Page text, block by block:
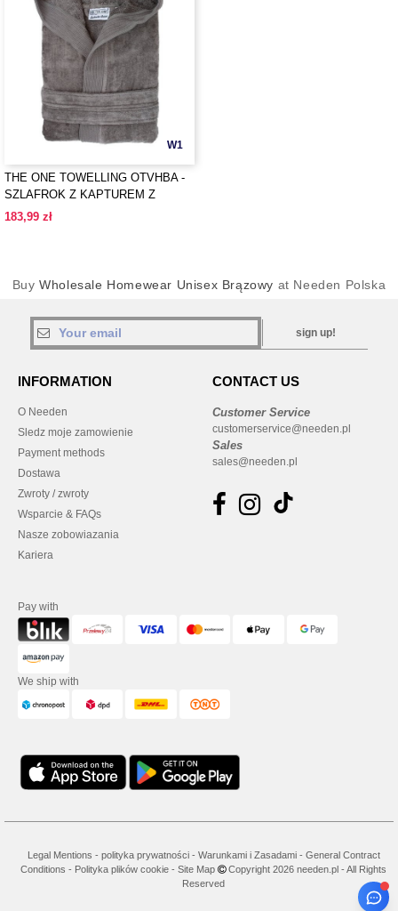
W1
THE ONE TOWELLING OTVHBA -
SZLAFROK Z KAPTUREM Z
WELURU
183,99 zł
BuyWholesale Homewear Unisex Brązowy at Needen Polska
sign up!
INFORMATION
O Needen
Sledz moje zamowienie
Payment methods
Dostawa
Zwroty / zwroty
Wsparcie & FAQs
Nasze zobowiazania
Kariera
CONTACT US
Customer Service
customerservice@needen.pl
Sales
sales@needen.pl
Pay with
We ship with
Legal Mentions - polityka prywatności- Warunkami i Zasadami- General Contract
Conditions - Polityka plików cookie - Site Map
Copyright 2026 needen.pl - All Rights
Reserved